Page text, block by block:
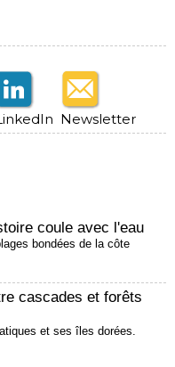
Newsletter
coule avec l'eau
bondées de la côte
cascades et forêts
et ses îles dorées.